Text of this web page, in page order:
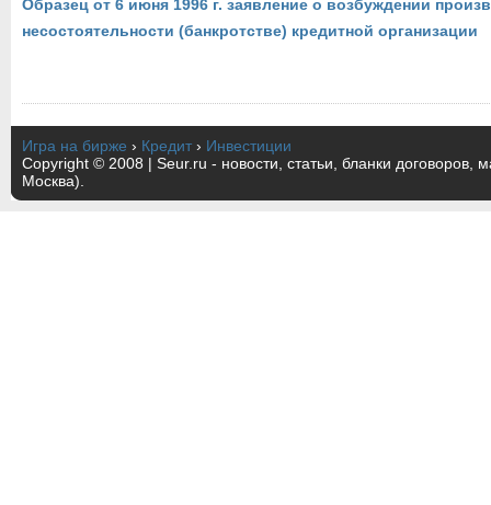
Образец от 6 июня 1996 г. заявление о возбуждении
несостоятельности (банкротстве) кредитной организации
Игра на бирже › Кредит › Инвестиции
Copyright © 2008 | Seur.ru - новости, статьи, бланки договоров,
Москва).